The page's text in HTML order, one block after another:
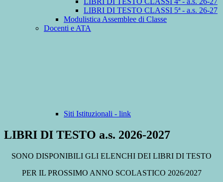
LIBRI DI TESTO CLASSI 5ª - a.s. 26-27
Modulistica Assemblee di Classe
Docenti e ATA
Siti Istituzionali - link
LIBRI DI TESTO a.s. 2026-2027
SONO DISPONIBILI GLI ELENCHI DEI LIBRI DI TESTO
PER IL PROSSIMO ANNO SCOLASTICO 2026/2027